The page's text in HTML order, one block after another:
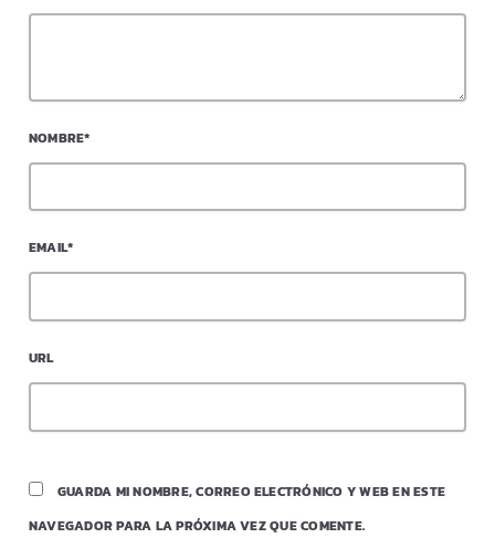
NOMBRE*
EMAIL*
URL
GUARDA MI NOMBRE, CORREO ELECTRÓNICO Y WEB EN ESTE
NAVEGADOR PARA LA PRÓXIMA VEZ QUE COMENTE.